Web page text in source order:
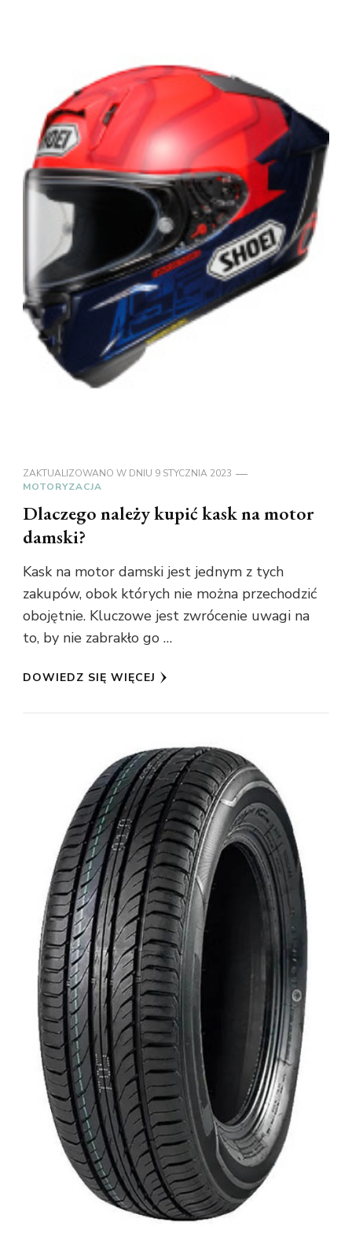
ZAKTUALIZOWANO W DNIU 9 STYCZNIA 2023
MOTORYZACJA
Dlaczego należy kupić kask na motor
damski?
Kask na motor damski jest jednym z tych
zakupów, obok których nie można przechodzić
obojętnie. Kluczowe jest zwrócenie uwagi na
to, by nie zabrakło go …
DOWIEDZ SIĘ WIĘCEJ